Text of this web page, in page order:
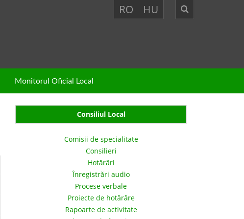
RO HU
Monitorul Oficial Local
Consiliul Local
Comisii de specialitate
Consilieri
Hotărâri
Înregistrări audio
Procese verbale
Proiecte de hotărâre
Rapoarte de activitate